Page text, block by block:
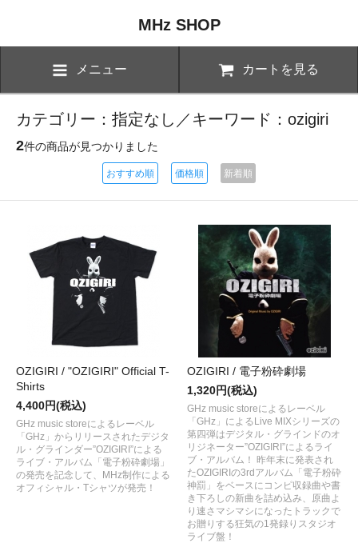
MHz SHOP
メニュー カートを見る
カテゴリー：指定なし／キーワード：ozigiri
2件の商品が見つかりました
おすすめ順 価格順 新着順
OZIGIRI / "OZIGIRI" Official T-
Shirts
4,400円(税込)
GHz music storeによるレーベル
「GHz」からリリースされたデジタ
ル・グラインダー”OZIGIRI”による
ライブ・アルバム「電子粉砕劇場」
の発売を記念して、MHz制作による
オフィシャル・Tシャツが発売！
OZIGIRI / 電子粉砕劇場
1,320円(税込)
GHz music storeによるレーベル
「GHz」によるLive MIXシリーズの
第四弾はデジタル・グラインドのオ
リジネーター”OZIGIRI”によるライ
ブ・アルバム！ 昨年末に発表され
たOZIGIRIの3rdアルバム「電子粉砕
神罰」をベースにコンピ収録曲や書
き下ろしの新曲を詰め込み、原曲よ
り速さマシマシになったトラックで
お贈りする狂気の1発録りスタジオ
ライブ盤！